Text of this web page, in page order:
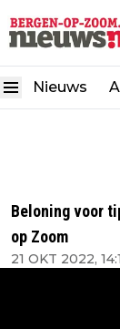
Nieuws
Beloning voor
op Zoom
21 OKT 2022,